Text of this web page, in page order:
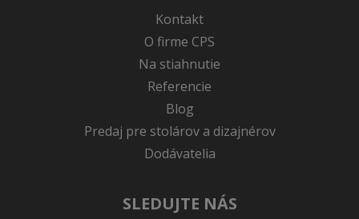
Kontakt
O firme CPS
Na stiahnutie
Referencie
Blog
Predaj pre stolárov a dizajnérov
Dodávatelia
SLEDUJTE NÁS